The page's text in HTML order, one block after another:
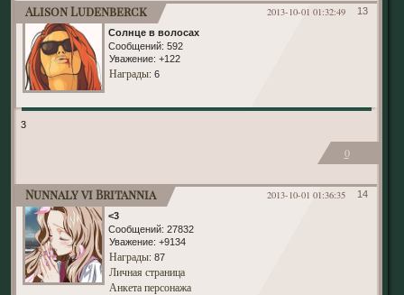
13
2013-10-01 01:32:49
Alison Ludenberck
Солнце в волосах
Сообщений: 592
Уважение: +122
Награды: 6
3
0
14
2013-10-01 01:36:35
Nunnaly vi Britannia
<3
Сообщений: 27832
Уважение: +9134
Награды: 87
Личная страница
Анкета персонажа